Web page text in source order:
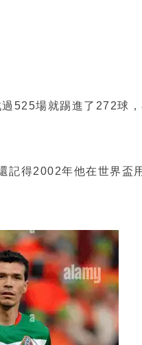
525場就踢進了272球
得2002年他在世界盃